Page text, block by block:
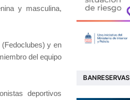
y masculina,
y en
del equipo
deportivos
BANRESERVAS